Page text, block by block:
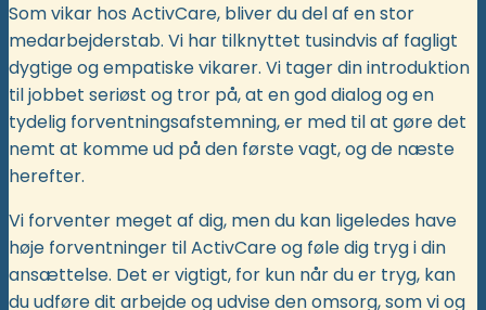
Som vikar hos ActivCare, bliver du del af en stor
medarbejderstab. Vi har tilknyttet tusindvis af fagligt
dygtige og empatiske vikarer. Vi tager din introduktion
til jobbet seriøst og tror på, at en god dialog og en
tydelig forventningsafstemning, er med til at gøre det
nemt at komme ud på den første vagt, og de næste
herefter.
Vi forventer meget af dig, men du kan ligeledes have
høje forventninger til ActivCare og føle dig tryg i din
ansættelse. Det er vigtigt, for kun når du er tryg, kan
du udføre dit arbejde og udvise den omsorg, som vi og